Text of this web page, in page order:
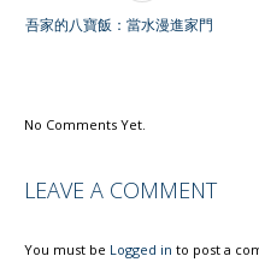
吾家的八寶飯：當水漫進家門
No Comments Yet.
LEAVE A COMMENT
You must be Logged in to post a